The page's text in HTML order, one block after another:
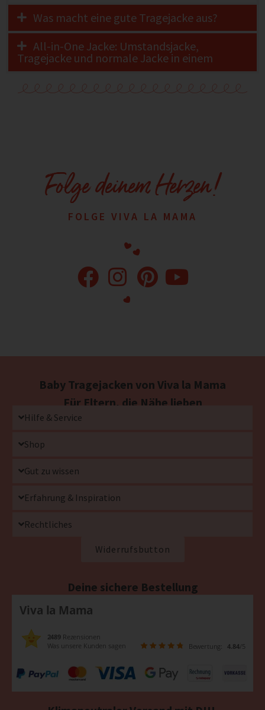
Was macht eine gute Tragejacke aus?
All-in-One Jacke: Umstandsjacke,
Tragejacke und normale Jacke in einem
Folge deinem Herzen!
FOLGE VIVA LA MAMA
Baby Tragejacken von Viva la Mama
Für Eltern, die Nähe lieben
Hilfe & Service
Shop
Gut zu wissen
Erfahrung & Inspiration
Rechtliches
Widerrufsbutton
Deine sichere Bestellung
Viva la Mama
2489 Rezensionen
Was unsere Kunden sagen
Bewertung: 4.84/5